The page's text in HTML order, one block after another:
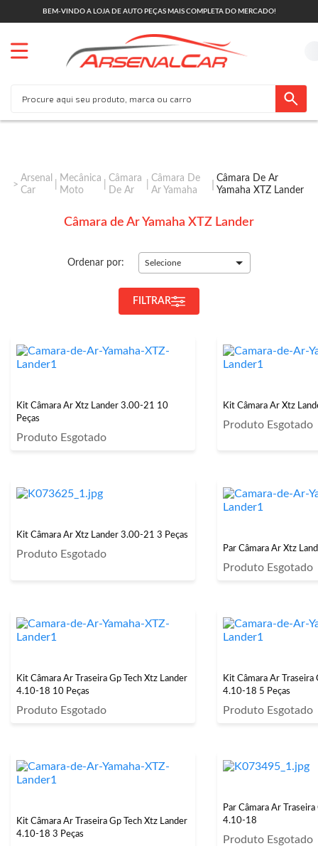
BEM-VINDO A LOJA DE AUTO PEÇAS MAIS COMPLETA DO MERCADO!
Arsenal
Car
Mecânica
Moto
Câmara
De Ar
Câmara De
Ar Yamaha
Câmara De Ar
Yamaha XTZ Lander
Câmara de Ar Yamaha XTZ Lander
Ordenar por: Selecione
FILTRAR
Kit Câmara Ar Xtz Lander 3.00-21 10
Peças
Produto Esgotado
Kit Câmara Ar Xtz
Produto Esgotado
Kit Câmara Ar Xtz Lander 3.00-21 3 Peças
Produto Esgotado Par Câmara Ar Xtz
Produto Esgotado
Kit Câmara Ar Traseira Gp Tech Xtz Lander
4.10-18 10 Peças
Produto Esgotado
Kit Câmara Ar Traseira
4.10-18 5 Peças
Produto Esgotado
Kit Câmara Ar Traseira Gp Tech Xtz Lander
4.10-18 3 Peças
Par Câmara Ar
4.10-18
Produto Esgotado